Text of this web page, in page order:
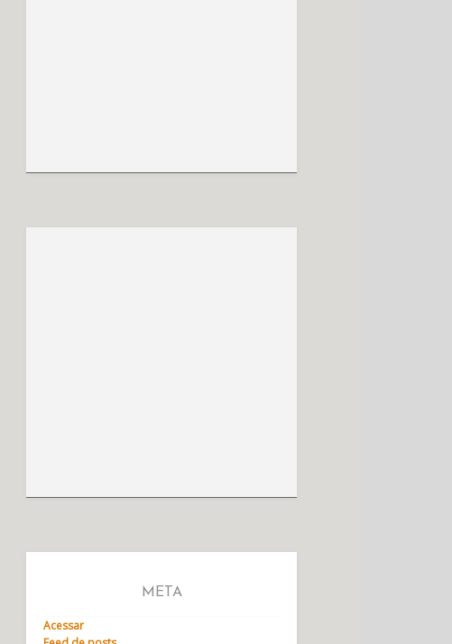
META
Acessar